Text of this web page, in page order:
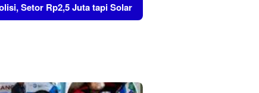
Juta tapi Solar 8 Ton Disita di Pinrang